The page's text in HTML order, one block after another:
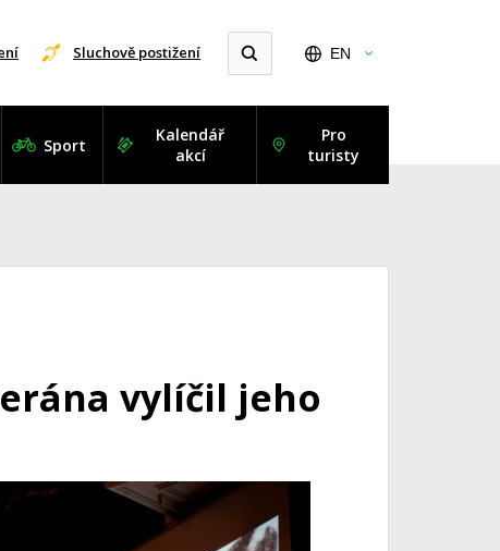
Sluchově postižení EN
Sport
Kalendář
akcí
Pro
turisty
vylíčil jeho